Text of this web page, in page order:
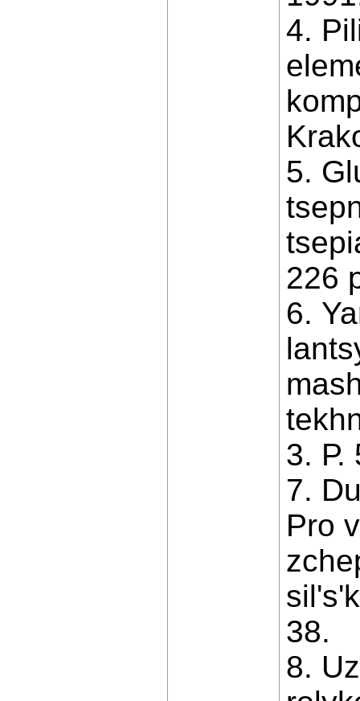
4.
5.
226
6.
3. Р.
7.
Pro
38.
8.